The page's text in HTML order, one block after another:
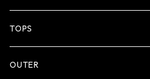
ZIP HOODIE
TOPS
OUTER